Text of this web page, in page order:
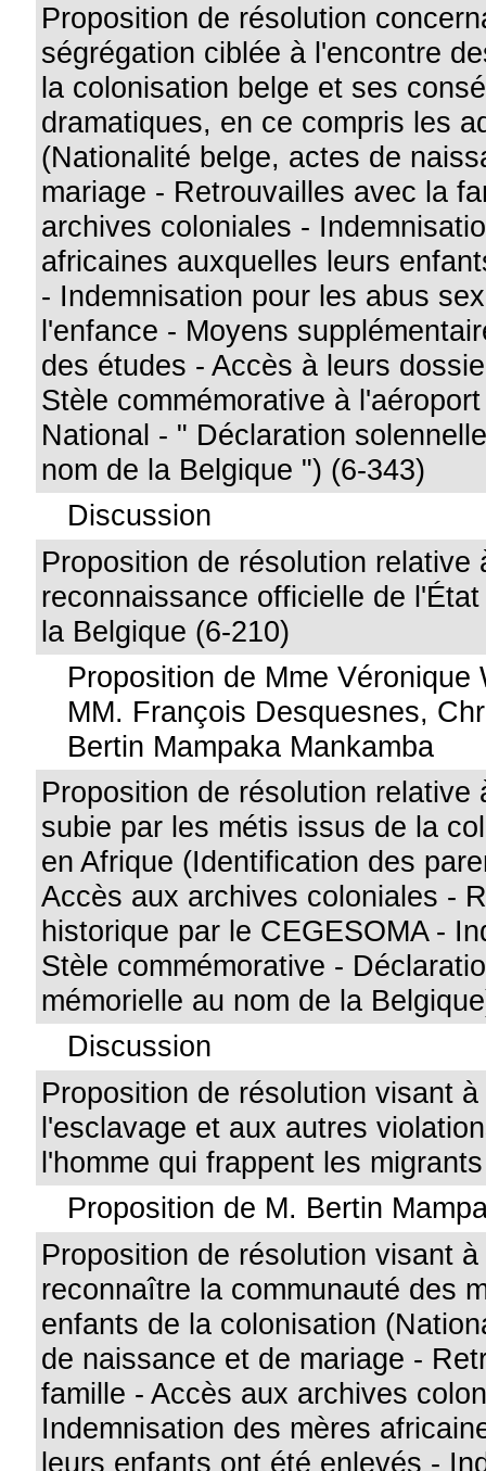
Proposition de résolution
ségrégation ciblée à l'encontre
la colonisation belge et ses
dramatiques, en ce compris les
(Nationalité belge, actes de
mariage - Retrouvailles avec la
archives coloniales -
africaines auxquelles leurs
- Indemnisation pour les abus
l'enfance - Moyens
des études - Accès à leurs
Stèle commémorative à
National - " Déclaration
nom de la Belgique ") (6-343)
Discussion
Proposition de résolution relative
reconnaissance officielle de
la Belgique (6-210)
Proposition de Mme Véronique
MM. François Desquesnes,
Bertin Mampaka Mankamba
Proposition de résolution relative
subie par les métis issus de la
en Afrique (Identification des
Accès aux archives coloniales -
historique par le CEGESOMA -
Stèle commémorative -
mémorielle au nom de la
Discussion
Proposition de résolution visant
l'esclavage et aux autres
l'homme qui frappent les
Proposition de M. Bertin
Proposition de résolution visant
reconnaître la communauté des
enfants de la colonisation
de naissance et de mariage -
famille - Accès aux archives
Indemnisation des mères
leurs enfants ont été enlevés -